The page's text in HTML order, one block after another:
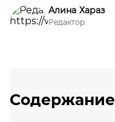
Алина Хараз
Редактор
Содержание